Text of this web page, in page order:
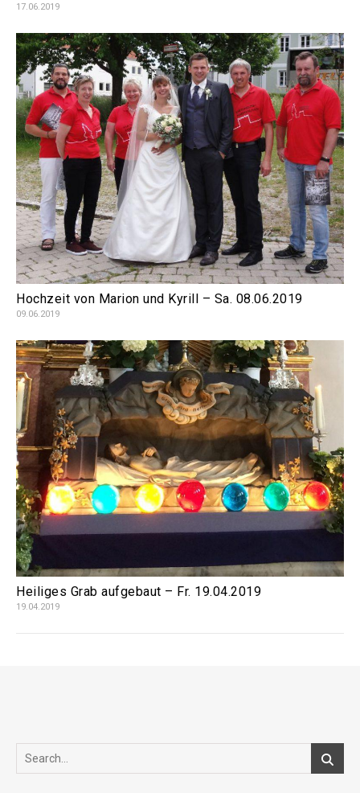
17.06.2019
Hochzeit von Marion und Kyrill – Sa. 08.06.2019
09.06.2019
Heiliges Grab aufgebaut – Fr. 19.04.2019
19.04.2019